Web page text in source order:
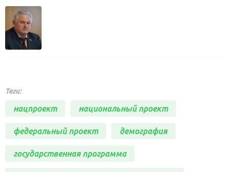
Теги:
нацпроект национальный проект
федеральный проект демография
государственная программа